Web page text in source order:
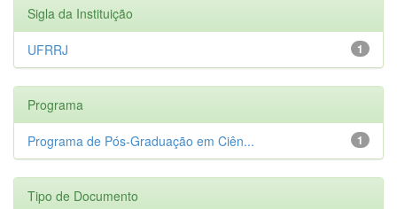
Sigla da Instituição
1
UFRRJ
Programa
1
Programa de Pós-Graduação em Ciên...
Tipo de Documento